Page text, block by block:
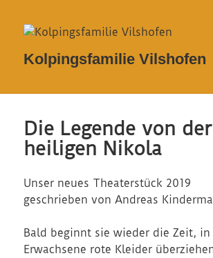
Kolpingsfamilie Vilshofen
Die Legende von der
heiligen Nikola
Unser neues Theaterstück 2019
geschrieben von Andreas
Bald beginnt sie wieder die Zeit, in
Erwachsene rote Kleider